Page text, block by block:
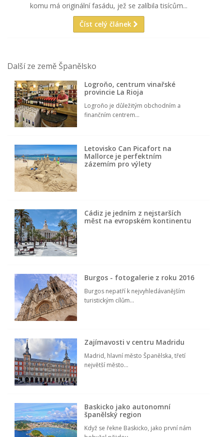
komu má originální fasádu, jež se zalíbila tisícům...
Číst celý článek
Další ze země Španělsko
Logroňo, centrum vinařské
provincie La Rioja
Logroño je důležitým obchodním a
finančním centrem...
Letovisko Can Picafort na
Mallorce je perfektním
zázemím pro výlety
Cádiz je jedním z nejstarších
měst na evropském kontinentu
Burgos - fotogalerie z roku 2016
Burgos nepatří k nejvyhledávanějším
turistickým cílům...
Zajímavosti v centru Madridu
Madrid, hlavní město Španělska, třetí
největší město...
Baskicko jako autonomní
španělský region
Když se řekne Baskicko, jako první nám